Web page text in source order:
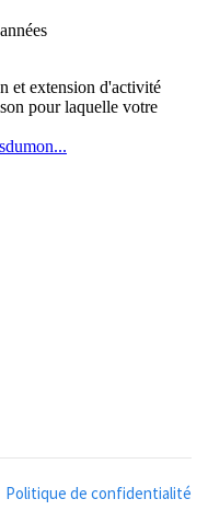
Politique de confidentialité